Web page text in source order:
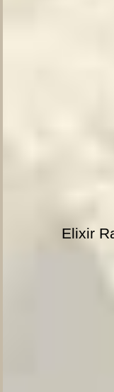
Elixir